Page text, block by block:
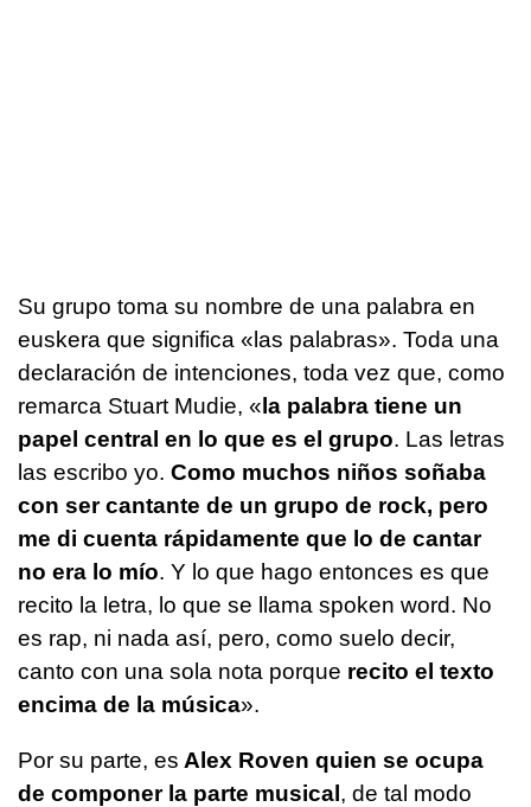
Su grupo toma su nombre de una palabra en
euskera que significa «las palabras». Toda una
declaración de intenciones, toda vez que, como
remarca Stuart Mudie, «la palabra tiene un
papel central en lo que es el grupo. Las letras
las escribo yo. Como muchos niños soñaba
con ser cantante de un grupo de rock, pero
me di cuenta rápidamente que lo de cantar
no era lo mío. Y lo que hago entonces es que
recito la letra, lo que se llama spoken word. No
es rap, ni nada así, pero, como suelo decir,
canto con una sola nota porque recito el texto
encima de la música».
Por su parte, es Alex Roven quien se ocupa
de componer la parte musical, de tal modo